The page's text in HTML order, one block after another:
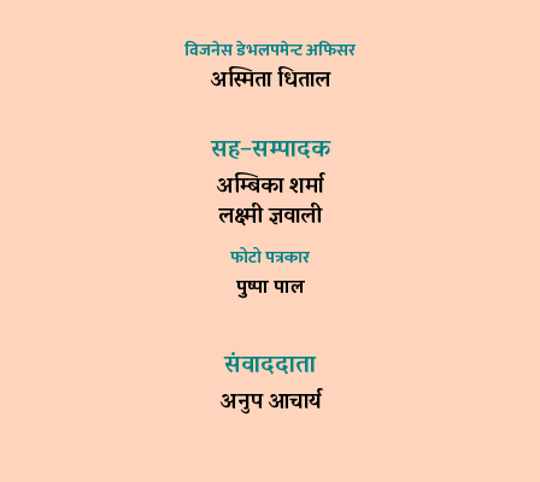
विजनेस डेभलपमेन्ट अफिसर
अस्मिता धिताल
सह–सम्पादक
अम्बिका शर्मा
लक्ष्मी ज्ञवाली
फोटो पत्रकार
पुष्पा पाल
संवाददाता
अनुप आचार्य